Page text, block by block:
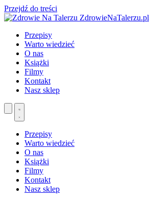
Przejdź do treści
ZdrowieNaTalerzu.pl
Przepisy
Warto wiedzieć
O nas
Książki
Filmy
Kontakt
Nasz sklep
Przepisy
Warto wiedzieć
O nas
Książki
Filmy
Kontakt
Nasz sklep